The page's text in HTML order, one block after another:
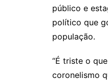
público e
político que
população.
“É triste o
coronelismo